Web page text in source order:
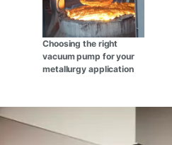
Choosing the right
vacuum pump for your
metallurgy application